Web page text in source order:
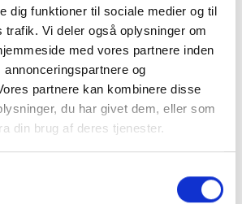
dig funktioner til sociale medier og til
trafik. Vi deler også oplysninger om
med vores partnere inden
og
partnere kan kombinere disse
du har givet dem, eller som
din brug af deres tjenester.
økonomisk udvikling, hvilket
en orientering om
i Jammerbugt Forsyning A/S
og herunder nødvendigheden af at